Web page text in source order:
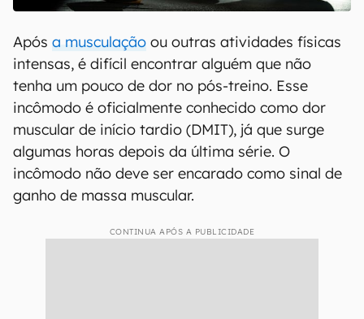
Após a musculação ou outras atividades físicas
intensas, é difícil encontrar alguém que não
tenha um pouco de dor no pós-treino. Esse
incômodo é oficialmente conhecido como dor
muscular de início tardio (DMIT), já que surge
algumas horas depois da última série. O
incômodo não deve ser encarado como sinal de
ganho de massa muscular.
CONTINUA APÓS A PUBLICIDADE